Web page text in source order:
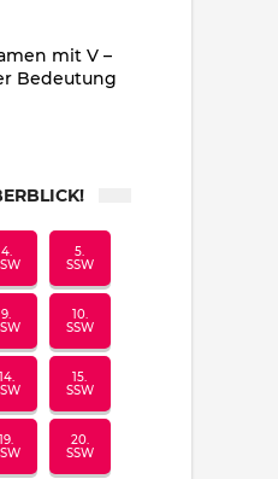
mit V –
Bedeutung
4.
5.
SSW
9.
10.
SSW
14.
15.
SSW
19.
20.
SSW